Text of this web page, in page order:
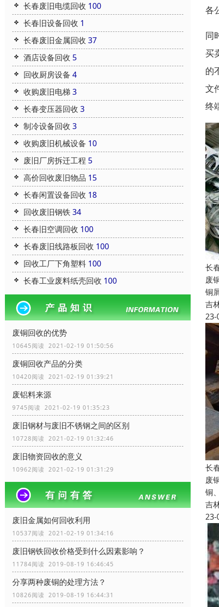
长春废旧电缆回收 100
长春旧设备回收 1
长春废旧金属回收 37
酒店设备回收 5
回收厨房设备 4
收购废旧电梯 3
长春变压器回收 3
制冷设备回收 3
收购废旧机械设备 10
废旧厂房拆迁工程 5
高价回收废旧物品 15
长春闲置设备回收 18
回收废旧钢铁34
长春旧空调回收 100
长春废旧线路板回收 100
回收工厂下角塑料 100
长春工业废料纸壳回收 100
废铜回收的优势
10645阅读 2021-02-19 01:50:56
废铜回收产品的分类
10420阅读 2021-02-19 01:39:21
废铝料来源
9745阅读 2021-02-19 01:35:23
废旧钢材与废旧不锈钢之间的区别
10728阅读 2021-02-19 01:32:46
废旧物资回收的意义
10962阅读 2021-02-19 01:31:29
废旧金属如何回收利用
10537阅读 2021-02-19 01:34:16
废旧钢铁回收价格受到什么因素影响？
11784阅读 2019-08-19 16:46:45
分享两种废铜的处理方法？
10826阅读 2019-08-19 16:44:31
各
同
买
的
文
终
长
废
铜
吉
23-
长
废
铜
吉
23-